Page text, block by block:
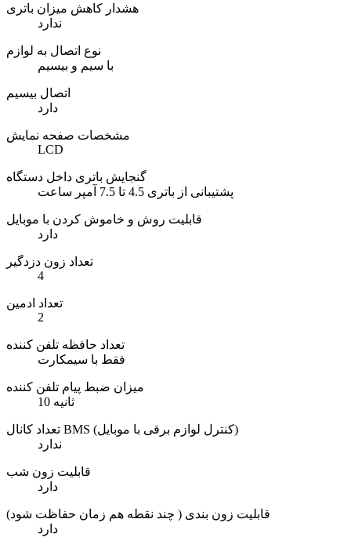
هشدار کاهش میزان باتری
ندارد
نوع اتصال به لوازم
با سیم و بیسیم
اتصال بیسیم
دارد
مشخصات صفحه نمایش
LCD
گنجایش باتری داخل دستگاه
پشتیبانی از باتری 4.5 تا 7.5 آمپر ساعت
قابلیت روش و خاموش کردن با موبایل
دارد
تعداد زون دزدگیر
4
تعداد ادمین
2
تعداد حافظه تلفن کننده
فقط با سیمکارت
میزان ضبط پیام تلفن کننده
10 ثانیه
تعداد کانال BMS (کنترل لوازم برقی با موبایل)
ندارد
قابلیت زون شب
دارد
قابلیت زون بندی ( چند نقطه هم زمان حفاظت شود)
دارد